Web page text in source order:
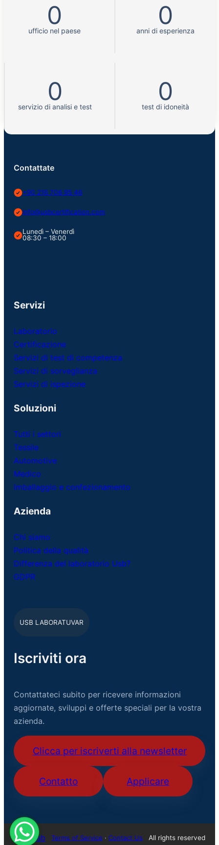
0
ufficio nel paese
0
anni di esperienza
0
servizio di analisi e test
0
test di idoneità
Contattate
+90 216 706 95 46
info@usbcertification.com
Lunedì – Venerdì
08:30 – 18:00
Servizi
Laboratorio
Certificazione
Servizi di test di competenza
Servizi di sorveglianza
Servizi di ispezione
Soluzioni
Tutti i settori
Tessile
Automotive
Medico
Imballaggio e confezionamento
Azienda
Chi siamo
Politica della qualità
Differenza del laboratorio Usb?
GDPR
USB LABORATUVAR
Iscriviti ora
Contattateci subito per ricevere informazioni
aggiornate, sviluppi e offerte speciali per la vostra
azienda.
Clicca per iscriverti alla newsletter
Contatto Applicare
USB Lab Terms of Service · Contact Us All rights reserved